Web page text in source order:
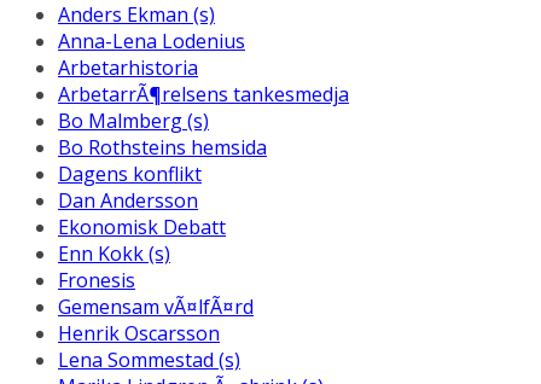
Anders Ekman (s)
Anna-Lena Lodenius
Arbetarhistoria
ArbetarrÃ¶relsens tankesmedja
Bo Malmberg (s)
Bo Rothsteins hemsida
Dagens konflikt
Dan Andersson
Ekonomisk Debatt
Enn Kokk (s)
Fronesis
Gemensam vÃ¤lfÃ¤rd
Henrik Oscarsson
Lena Sommestad (s)